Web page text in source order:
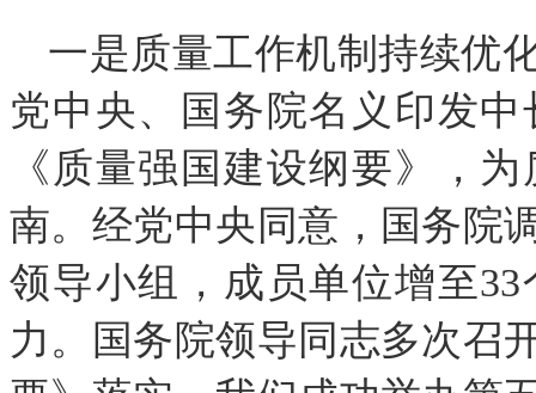
一是质量工作机制持续优
党中央、国务院名义印发
《质量强国建设纲要》，
南。经党中央同意，国务院
领导小组，成员单位增至
力。国务院领导同志多次召